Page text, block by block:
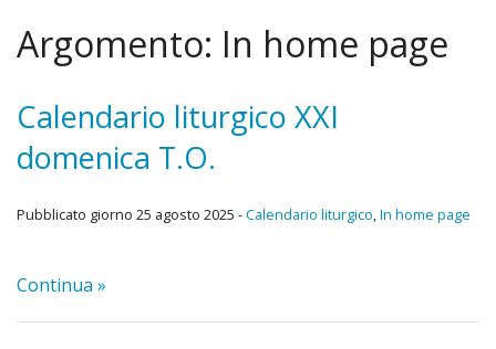
Contatti
Calendario liturgico e avvisi
Oratorio
Argomento: In home page
Calendario liturgico XXI
domenica T.O.
Pubblicato giorno 25 agosto 2025 -Calendario liturgico,In home page
Continua »